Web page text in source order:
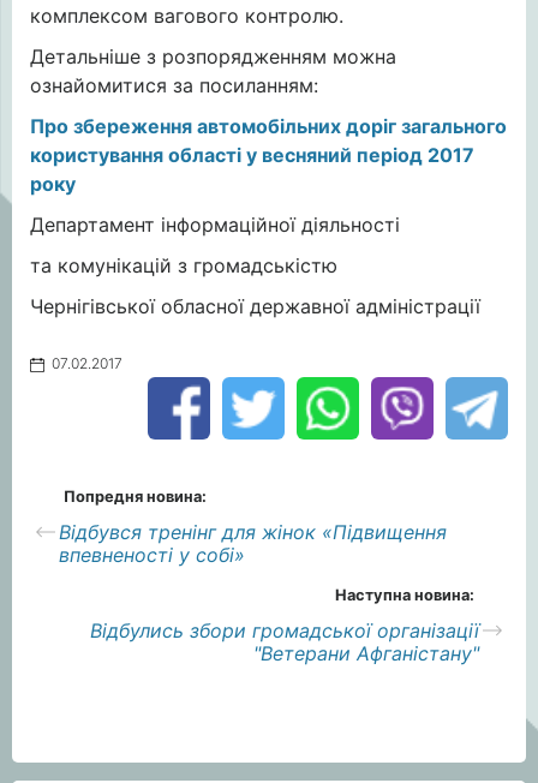
комплексом вагового контролю.
Детальніше з розпорядженням можна
ознайомитися за посиланням:
Про збереження автомобільних доріг загального
користування області у весняний період 2017
року
Департамент інформаційної діяльності
та комунікацій з громадськістю
Чернігівської обласної державної адміністрації
07.02.2017
Попредня новина:
Відбувся тренінг для жінок «Підвищення
впевненості у собі»
Наступна новина:
Відбулись збори громадської організації
"Ветерани Афганістану"